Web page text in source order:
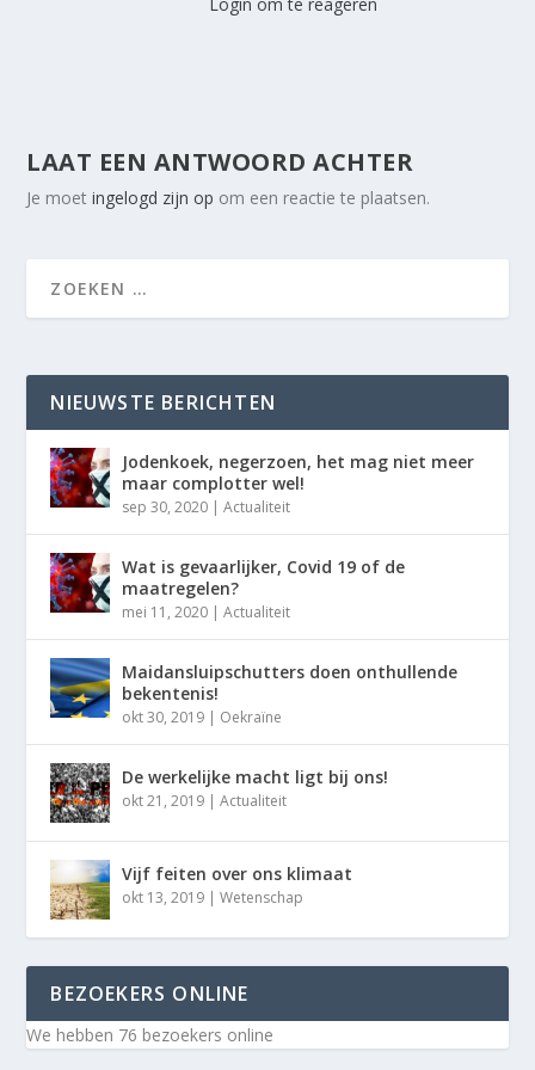
LAAT EEN ANTWOORD ACHTER
Je moetingelogd zijn op om een reactie te plaatsen.
NIEUWSTE BERICHTEN
Jodenkoek, negerzoen, het mag niet meer
maar complotter wel!
sep 30, 2020 |Actualiteit
Wat is gevaarlijker, Covid 19 of de
maatregelen?
mei 11, 2020 |Actualiteit
Maidansluipschutters doen onthullende
bekentenis!
okt 30, 2019 | Oekraïne
De werkelijke macht ligt bij ons!
okt 21, 2019 |Actualiteit
Vijf feiten over ons klimaat
okt 13, 2019 |Wetenschap
BEZOEKERS ONLINE
We hebben 76 bezoekers online